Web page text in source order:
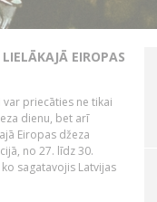
EIROPAS
var priecāties ne tikai
dienu, bet arī
Eiropas džeza
no 27. līdz 30.
sagatavojis Latvijas